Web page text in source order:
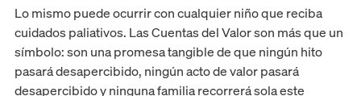
Lo mismo puede ocurrir con cualquier niño que reciba
cuidados paliativos. Las Cuentas del Valor son más que un
símbolo: son una promesa tangible de que ningún hito
pasará desapercibido, ningún acto de valor pasará
desapercibido y ninguna familia recorrerá sola este